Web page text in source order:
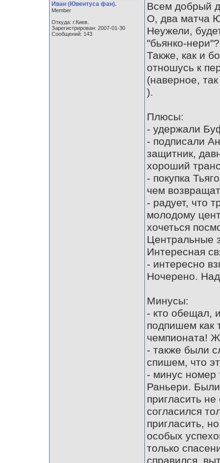
Иван (Ювентуса фан).
Member
Откуда: г.Киев.
Зарегистрирован: 2007-01-30
Сообщений: 143
Всем добрый
О, два матча
Неужели,
"бьянко-нери"?
Также, как и
отношусь к
(наверное,
).
Плюсы:
- удержали
- подписали
защитник,
хороший
- покупка
чем
- радует, что
молодому
хочеться
Центральные
Интересная
- интересно
Ночерено.
Минусы:
- кто обещал,
подпишем как
чемпионата!
- также были
спишем, что
- минус номер
Раньери. Были
пригласить
согласился
пригласить,
особых
только
справился,